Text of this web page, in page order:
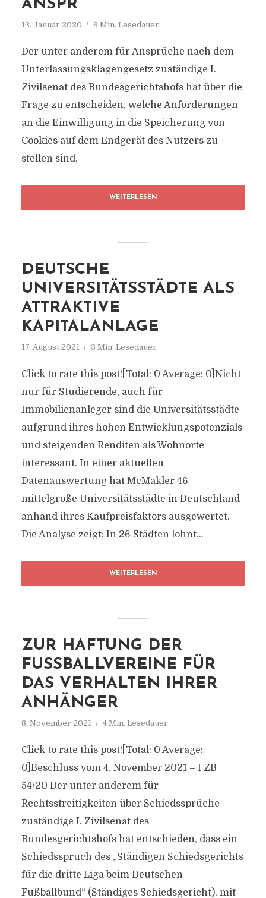
ANSPR
13. Januar 2020 8 Min. Lesedauer
Der unter anderem für Ansprüche nach dem
Unterlassungsklagengesetz zuständige I.
Zivilsenat des Bundesgerichtshofs hat über die
Frage zu entscheiden, welche Anforderungen
an die Einwilligung in die Speicherung von
Cookies auf dem Endgerät des Nutzers zu
stellen sind.
WEITERLESEN
DEUTSCHE
UNIVERSITÄTSSTÄDTE ALS
ATTRAKTIVE
KAPITALANLAGE
17. August 2021 3 Min. Lesedauer
Click to rate this post![Total: 0 Average: 0]Nicht
nur für Studierende, auch für
Immobilienanleger sind die Universitätsstädte
aufgrund ihres hohen Entwicklungspotenzials
und steigenden Renditen als Wohnorte
interessant. In einer aktuellen
Datenauswertung hat McMakler 46
mittelgroße Universitätsstädte in Deutschland
anhand ihres Kaufpreisfaktors ausgewertet.
Die Analyse zeigt: In 26 Städten lohnt...
WEITERLESEN
ZUR HAFTUNG DER
FUSSBALLVEREINE FÜR D
AS VERHALTEN IHRER A
NHÄNGER
8. November 2021 4 Min. Lesedauer
Click to rate this post![Total: 0 Average:
0]Beschluss vom 4. November 2021 – I ZB
54/20 Der unter anderem für
Rechtsstreitigkeiten über Schiedssprüche
zuständige I. Zivilsenat des
Bundesgerichtshofs hat entschieden, dass ein
Schiedsspruch des „Ständigen Schiedsgerichts
für die dritte Liga beim Deutschen
Fußballbund“ (Ständiges Schiedsgericht), mit